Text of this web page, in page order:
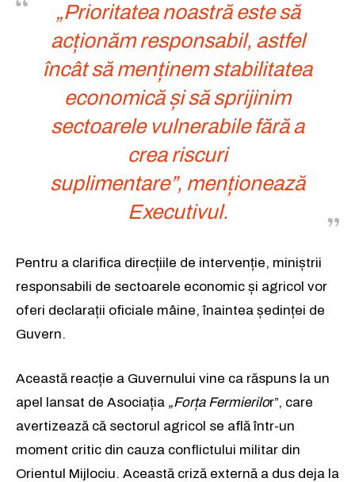
„Prioritatea noastră este să
acționăm responsabil, astfel
încât să menținem stabilitatea
economică și să sprijinim
sectoarele vulnerabile fără a
crea riscuri
suplimentare”, menționează
Executivul.
Pentru a clarifica direcțiile de intervenție, miniștrii
responsabili de sectoarele economic și agricol vor
oferi declarații oficiale mâine, înaintea ședinței de
Guvern.
Această reacție a Guvernului vine ca răspuns la un
apel lansat de Asociația „Forța Fermierilor”, care
avertizează că sectorul agricol se află într-un
moment critic din cauza conflictului militar din
Orientul Mijlociu. Această criză externă a dus deja la